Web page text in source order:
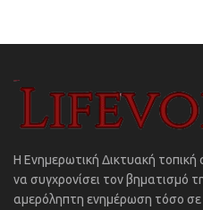
Η Ενημερωτική Δικτυακή
να συγχρονίσει τον βηματισμό
αμερόληπτη ενημέρωση τόσο σε